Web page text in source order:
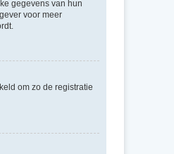
gegevens van hun
voor meer
om zo de registratie